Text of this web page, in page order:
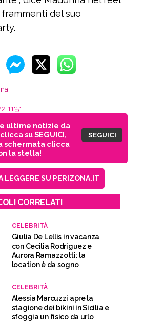
del suo
11:51
ultime notizie da
su SEGUICI,
schermata clicca
la stella!
SEGUICI
LEGGERE SU PERIZONA.IT
CORRELATI
CELEBRITÀ
Giulia De Lellis in vacanza
con Cecilia Rodriguez e
Aurora Ramazzotti: la
location è da sogno
CELEBRITÀ
Alessia Marcuzzi apre la
stagione dei bikini in Sicilia e
sfoggia un fisico da urlo